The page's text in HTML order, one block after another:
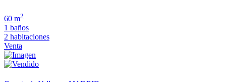
60 m2
1 baños
2 habitaciones
Venta